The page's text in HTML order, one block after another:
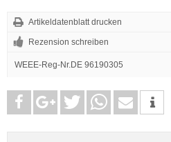
Artikeldatenblatt drucken
Rezension schreiben
WEEE-Reg-Nr.DE 96190305